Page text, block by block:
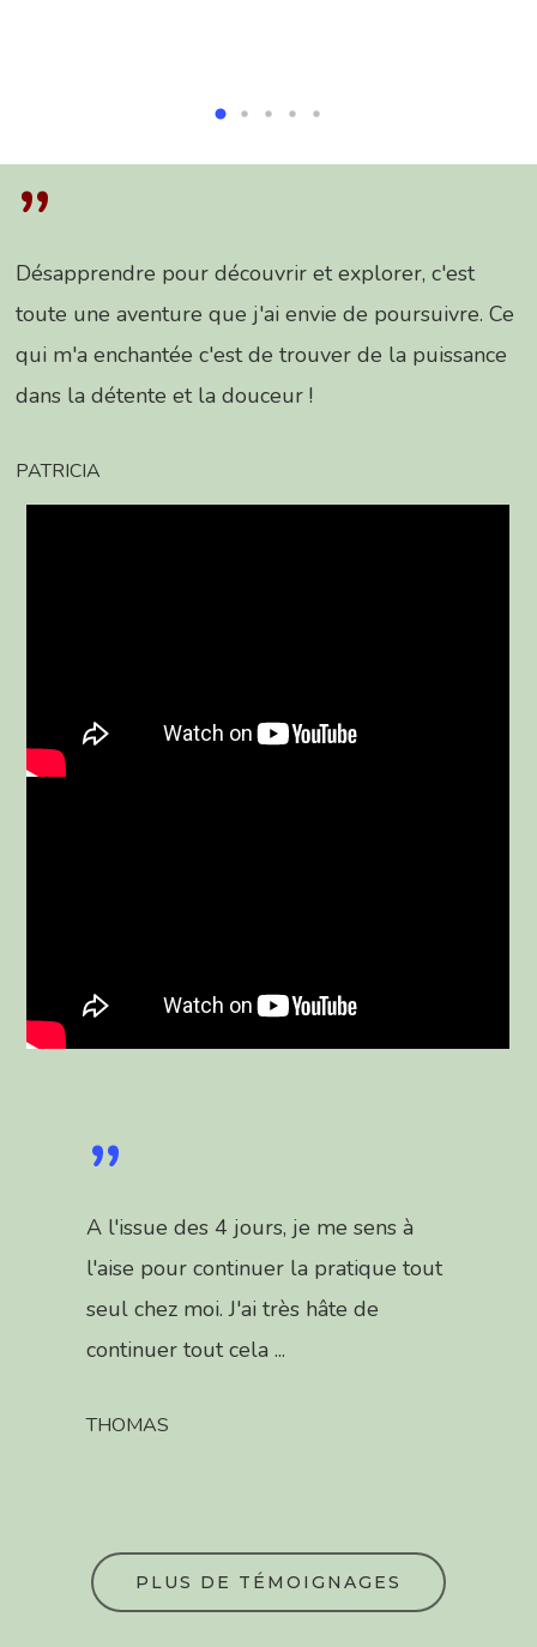
”
Désapprendre pour découvrir et explorer, c'est
toute une aventure que j'ai envie de poursuivre. Ce
qui m'a enchantée c'est de trouver de la puissance
dans la détente et la douceur !
PATRICIA
”
A l'issue des 4 jours, je me sens à
l'aise pour continuer la pratique tout
seul chez moi. J'ai très hâte de
continuer tout cela ...
THOMAS
PLUS DE TÉMOIGNAGESSTUDIO DE